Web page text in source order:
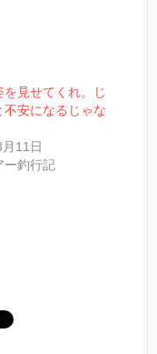
を見せてくれ。じ
不安になるじゃな
11日
ー釣行記